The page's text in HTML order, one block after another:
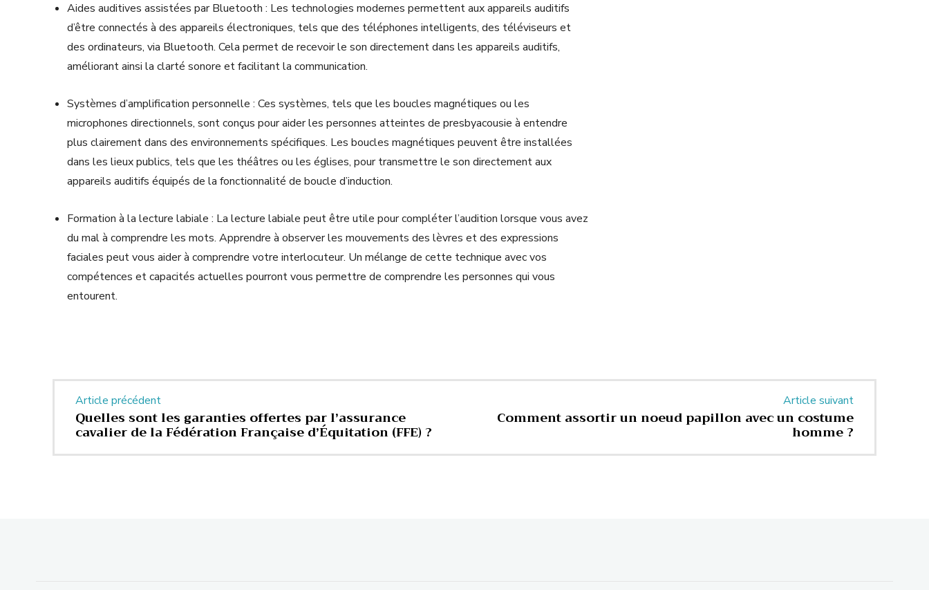
Aides auditives assistées par Bluetooth : Les technologies modernes permettent aux appareils auditifs
d’être connectés à des appareils électroniques, tels que des téléphones intelligents, des téléviseurs et
des ordinateurs, via Bluetooth. Cela permet de recevoir le son directement dans les appareils auditifs,
améliorant ainsi la clarté sonore et facilitant la communication.
Systèmes d’amplification personnelle : Ces systèmes, tels que les boucles magnétiques ou les
microphones directionnels, sont conçus pour aider les personnes atteintes de presbyacousie à entendre
plus clairement dans des environnements spécifiques. Les boucles magnétiques peuvent être installées
dans les lieux publics, tels que les théâtres ou les églises, pour transmettre le son directement aux
appareils auditifs équipés de la fonctionnalité de boucle d’induction.
Formation à la lecture labiale : La lecture labiale peut être utile pour compléter l’audition lorsque vous avez
du mal à comprendre les mots. Apprendre à observer les mouvements des lèvres et des expressions
faciales peut vous aider à comprendre votre interlocuteur. Un mélange de cette technique avec vos
compétences et capacités actuelles pourront vous permettre de comprendre les personnes qui vous
entourent.
Article précédent
Quelles sont les garanties offertes par l’assurance
cavalier de la Fédération Française d’Équitation (FFE) ?
Article suivant
Comment assortir un noeud papillon avec un costume
homme ?